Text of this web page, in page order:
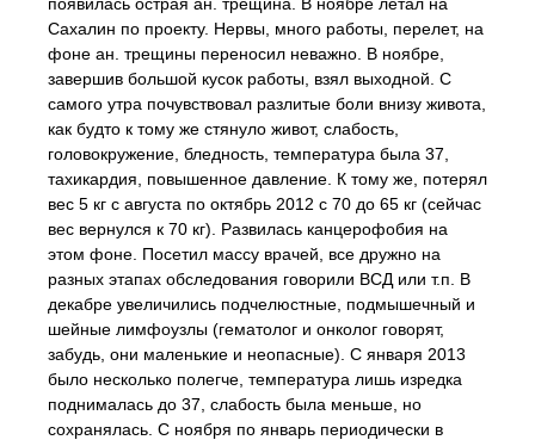
Сахалин по проекту. Нервы, много работы, перелет, на
фоне ан. трещины переносил неважно. В ноябре,
завершив большой кусок работы, взял выходной. С
самого утра почувствовал разлитые боли внизу живота,
как будто к тому же стянуло живот, слабость,
головокружение, бледность, температура была 37,
тахикардия, повышенное давление. К тому же, потерял
вес 5 кг с августа по октябрь 2012 с 70 до 65 кг (сейчас
вес вернулся к 70 кг). Развилась канцерофобия на
этом фоне. Посетил массу врачей, все дружно на
разных этапах обследования говорили ВСД или т.п. В
декабре увеличились подчелюстные, подмышечный и
шейные лимфоузлы (гематолог и онколог говорят,
забудь, они маленькие и неопасные). С января 2013
было несколько полегче, температура лишь изредка
поднималась до 37, слабость была меньше, но
сохранялась. С ноября по январь периодически в